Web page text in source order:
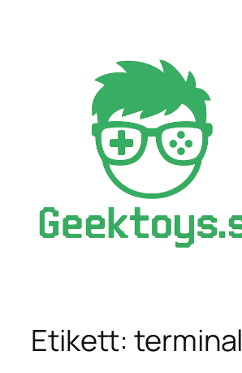
Etikett:terminal